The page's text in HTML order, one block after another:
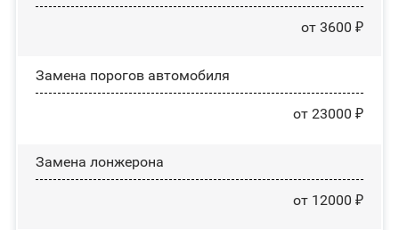
от 3600 ₽
Замена порогов автомобиля
от 23000 ₽
Замена лонжерона
от 12000 ₽